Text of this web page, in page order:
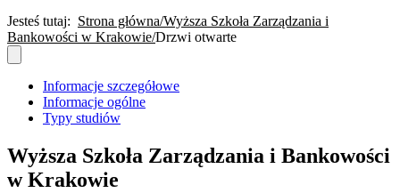
Jesteś tutaj: Strona główna Wyższa Szkoła Zarządzania i
Bankowości w Krakowie Drzwi otwarte
Informacje szczegółowe
Informacje ogólne
Typy studiów
Wyższa Szkoła Zarządzania i Bankowości
w Krakowie